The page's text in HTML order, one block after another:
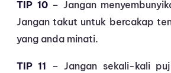
TIP 10– Jangan
Jangan takut untuk bercakap
yang anda minati.
TIP 11 – Jangan sekali-kali